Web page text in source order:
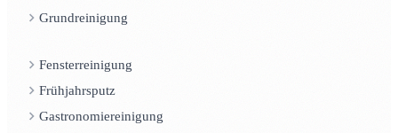
Grundreinigung
Fensterreinigung
Frühjahrsputz
Gastronomiereinigung